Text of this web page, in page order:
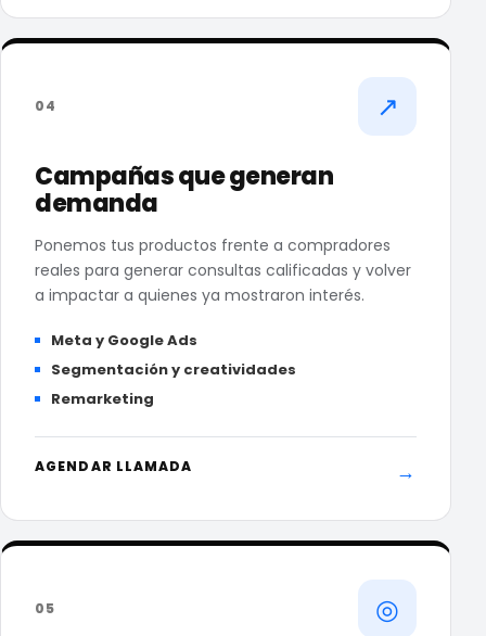
04 ↗
Campañas que generan
demanda
Ponemos tus productos frente a compradores
reales para generar consultas calificadas y volver
a impactar a quienes ya mostraron interés.
Meta y Google Ads
Segmentación y creatividades
Remarketing
AGENDAR LLAMADA →
05 ◎